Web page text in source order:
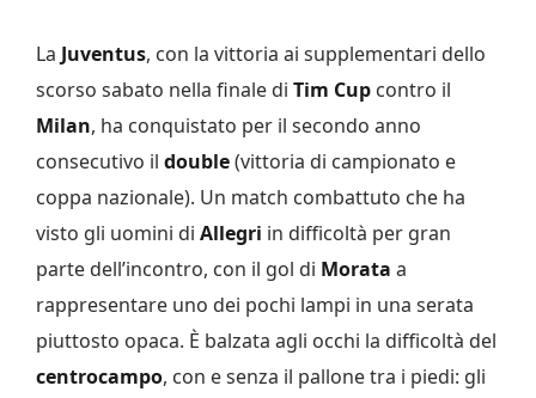
La Juventus, con la vittoria ai supplementari dello
scorso sabato nella finale di Tim Cup contro il
Milan, ha conquistato per il secondo anno
consecutivo il double(vittoria di campionato e
coppa nazionale). Un match combattuto che ha
visto gli uomini di Allegri in difficoltà per gran
parte dell’incontro, con il gol di Morata a
rappresentare uno dei pochi lampi in una serata
piuttosto opaca. È balzata agli occhi la difficoltà del
centrocampo, con e senza il pallone tra i piedi: gli